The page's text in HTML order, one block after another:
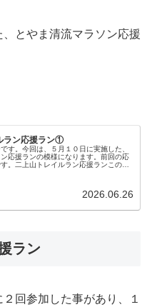
とやま清流マラソン応援
ラン応援ラン①
す。今回は、５月１０日に実施した、
応援ランの模様になります。前回の応
。二上山トレイルラン応援ランこの日
2026.06.26
ラン
回参加した事があり、１